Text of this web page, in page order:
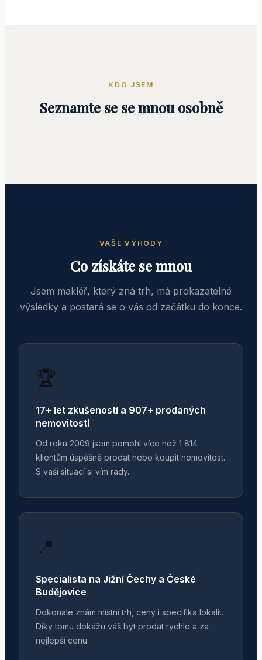
KDO JSEM
Seznamte se se mnou osobně
VAŠE VÝHODY
Co získáte se mnou
Jsem makléř, který zná trh, má prokazatelné
výsledky a postará se o vás od začátku do konce.
🏆
17+ let zkušeností a 907+ prodaných
nemovitostí
Od roku 2009 jsem pomohl více než 1 814
klientům úspěšně prodat nebo koupit nemovitost.
S vaší situací si vím rady.
📍
Specialista na Jižní Čechy a České
Budějovice
Dokonale znám místní trh, ceny i specifika lokalit.
Díky tomu dokážu váš byt prodat rychle a za
nejlepší cenu.